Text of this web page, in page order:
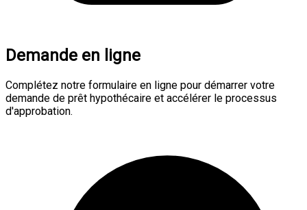
Demande en ligne
Complétez notre formulaire en ligne pour démarrer votre
demande de prêt hypothécaire et accélérer le processus
d'approbation.